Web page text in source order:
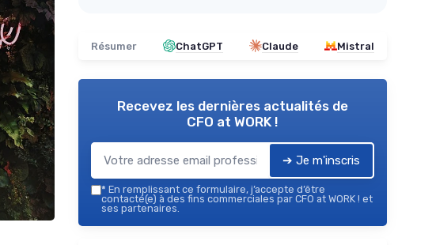
Résumer ChatGPT Claude Mistral
Recevez les dernières actualités de
CFO at WORK !
➔ Je m'inscris
* En remplissant ce formulaire, j’accepte d’être
contacté(e) à des fins commerciales par CFO at WORK ! et
ses partenaires.